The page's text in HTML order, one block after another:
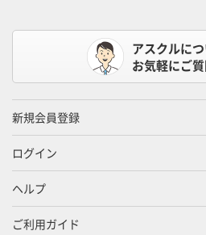
アスクルに
お気軽にご質
新規会員登録
ログイン
ヘルプ
ご利用ガイド